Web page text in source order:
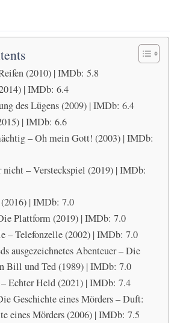
(2010) | IMDb: 5.8
| IMDb: 6.4
des Lügens (2009) | IMDb: 6.4
| IMDb: 6.6
– Oh mein Gott! (2003) | IMDb:
nicht – Versteckspiel (2019) | IMDb:
| IMDb: 7.0
Plattform (2019) | IMDb: 7.0
– Telefonzelle (2002) | IMDb: 7.0
ausgezeichnetes Abenteuer – Die
Bill und Ted (1989) | IMDb: 7.0
Echter Held (2021) | IMDb: 7.4
Geschichte eines Mörders – Duft:
eines Mörders (2006) | IMDb: 7.5